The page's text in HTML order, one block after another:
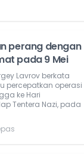
perang dengan
pada 9 Mei
Lavrov berkata
percepatkan operasi
ke Hari
Tentera Nazi, pada